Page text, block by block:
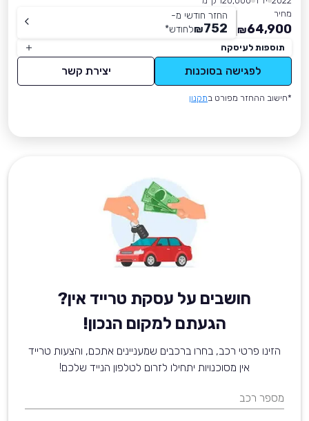
מחיר
64,900
₪
החזר חודשי מ-
752
₪לחודש*
תוספות לעיסקה
לפגישה בסוכנות יצירת קשר
*חישוב ההחזר מפורט בתקנון
חושבים על עסקת טרייד אין?
הגעתם למקום הנכון!
הזינו פרטי רכב, בחרו ברכבים שמעניינים אתכם, והצעות טרייד
אין מסוכנויות יתחילו לזרום לטלפון הנייד שלכם!
מספר רכב